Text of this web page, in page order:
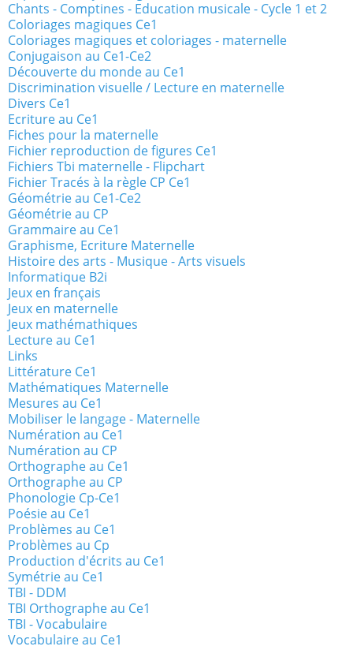
Chants - Comptines - Education musicale - Cycle 1 et 2
Coloriages magiques Ce1
Coloriages magiques et coloriages - maternelle
Conjugaison au Ce1-Ce2
Découverte du monde au Ce1
Discrimination visuelle / Lecture en maternelle
Divers Ce1
Ecriture au Ce1
Fiches pour la maternelle
Fichier reproduction de figures Ce1
Fichiers Tbi maternelle - Flipchart
Fichier Tracés à la règle CP Ce1
Géométrie au Ce1-Ce2
Géométrie au CP
Grammaire au Ce1
Graphisme, Ecriture Maternelle
Histoire des arts - Musique - Arts visuels
Informatique B2i
Jeux en français
Jeux en maternelle
Jeux mathémathiques
Lecture au Ce1
Links
Littérature Ce1
Mathématiques Maternelle
Mesures au Ce1
Mobiliser le langage - Maternelle
Numération au Ce1
Numération au CP
Orthographe au Ce1
Orthographe au CP
Phonologie Cp-Ce1
Poésie au Ce1
Problèmes au Ce1
Problèmes au Cp
Production d'écrits au Ce1
Symétrie au Ce1
TBI - DDM
TBI Orthographe au Ce1
TBI - Vocabulaire
Vocabulaire au Ce1